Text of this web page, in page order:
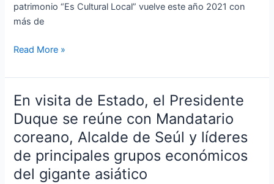
patrimonio “Es Cultural Local” vuelve este año 2021 con
más de
Read More »
En visita de Estado, el Presidente
Duque se reúne con Mandatario
coreano, Alcalde de Seúl y líderes
de principales grupos económicos
del gigante asiático
En
visita
de
Estado,
el
Presidente